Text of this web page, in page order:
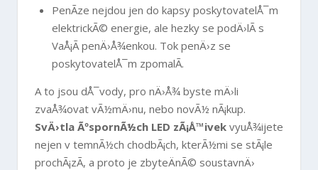
PenÃ­ze nejdou jen do kapsy poskytovatelÅ¯m
elektrickÃ© energie, ale hezky se podÄ›lÃ­ s
VaÅ¡Ã­ penÄ›Å¾enkou. Tok penÄ›z se
poskytovatelÅ¯m zpomalÃ­.
A to jsou dÅ¯vody, pro nÄ›Å¾ byste mÄ›li
zvaÅ¾ovat vÃ½mÄ›nu, nebo novÃ½ nÃ¡kup.
SvÄ›tla ÃºspornÃ½ch LED zÃ¡Å™ivek vyuÅ¾ijete
nejen v temnÃ½ch chodbÃ¡ch, kterÃ½mi se stÃ¡le
prochÃ¡zÃ­, a proto je zbyteÄnÃ© soustavnÄ›